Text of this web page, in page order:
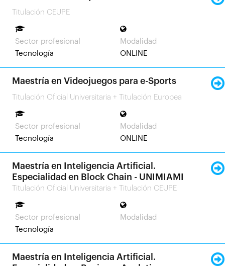
Titulación CEUPE
Sector profesional
Tecnología
Modalidad
ONLINE
Maestría en Videojuegos para e-Sports
Titulación Oficial Universitaria + Titulación Europea
Sector profesional
Tecnología
Modalidad
ONLINE
Maestría en Inteligencia Artificial.
Especialidad en Block Chain - UNIMIAMI
Titulación Oficial Universitaria + Titulación CEUPE
Sector profesional
Tecnología
Modalidad
Maestría en Inteligencia Artificial.